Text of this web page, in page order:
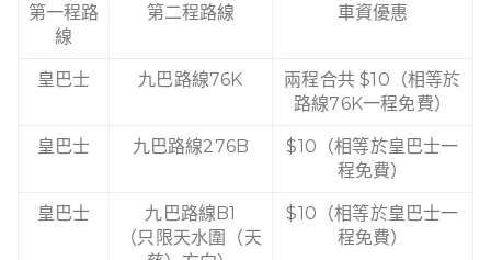
第一程路
線
第二程路線 車資優惠
皇巴士 九巴路線76K
兩程合共 $10（相等於
路線76K一程免費）
皇巴士 九巴路線276B
$10（相等於皇巴士一
程免費）
皇巴士
九巴路線B1
（只限天水圍（天
$10（相等於皇巴士一
程免費）